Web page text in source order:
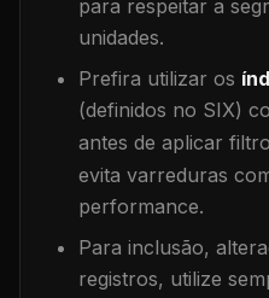
para respeitar a
unidades.
Prefira utilizar os
(definidos no SIX)
antes de aplicar
evita varreduras
performance.
Para inclusão,
registros, utilize